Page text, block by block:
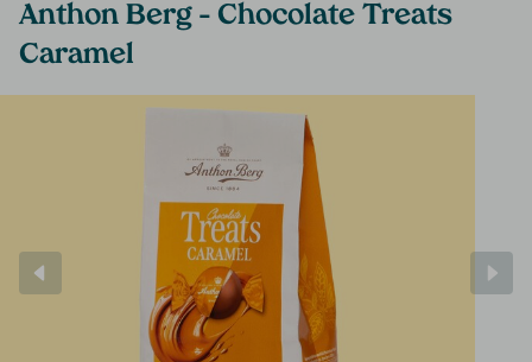
Anthon Berg – Chocolate Treats
Caramel